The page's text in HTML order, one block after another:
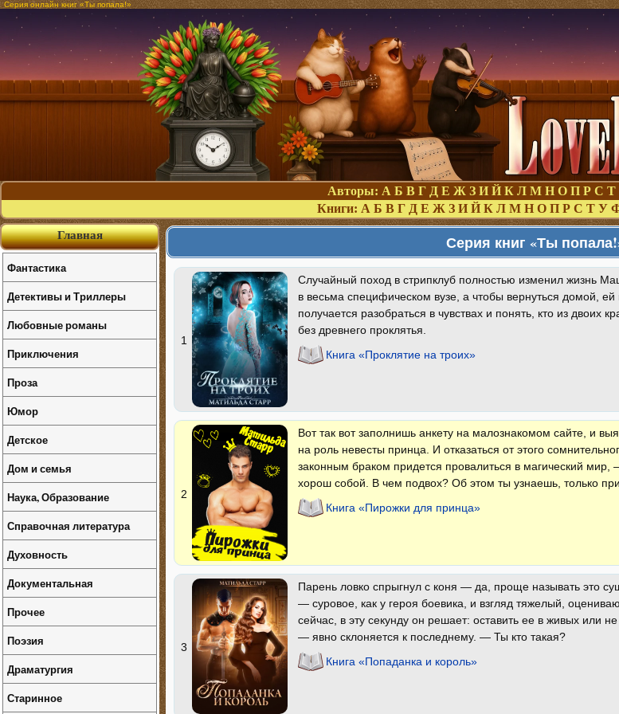
Серия онлайн книг «Ты попала!»
Авторы: А Б В Г Д Е Ж З И Й К Л М Н О П Р С Т
Книги: А Б В Г Д Е Ж З И Й К Л М Н О П Р С Т У
Серия книг «Ты
1
Случайный поход в стрипклуб полностью изменил жизнь
в весьма специфическом вузе, а чтобы вернуться домой,
получается разобраться в чувствах и понять, кто из двоих
без древнего проклятья.
Книга «Проклятие на троих»
2
Вот так вот заполнишь анкету на малознакомом сайте, и
на роль невесты принца. И отказаться от этого
законным браком придется провалиться в магический мир,
хорош собой. В чем подвох? Об этом ты узнаешь, только
Книга «Пирожки для принца»
3
Парень ловко спрыгнул с коня — да, проще называть это
— суровое, как у героя боевика, и взгляд тяжелый,
сейчас, в эту секунду он решает: оставить ее в живых или
— явно склоняется к последнему. — Ты кто такая?
Книга «Попаданка и король»
Главная
Фантастика
Детективы и Триллеры
Любовные романы
Приключения
Проза
Юмор
Детское
Дом и семья
Наука, Образование
Справочная литература
Духовность
Документальная
Прочее
Поэзия
Драматургия
Старинное